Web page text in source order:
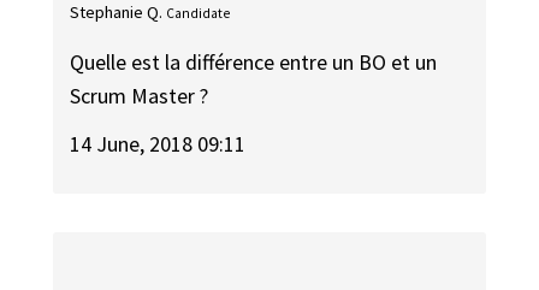
Stephanie Q. Candidate
Quelle est la différence entre un BO et un
Scrum Master ?
14 June, 2018 09:11